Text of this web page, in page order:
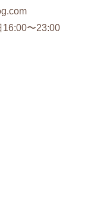
〜23:00